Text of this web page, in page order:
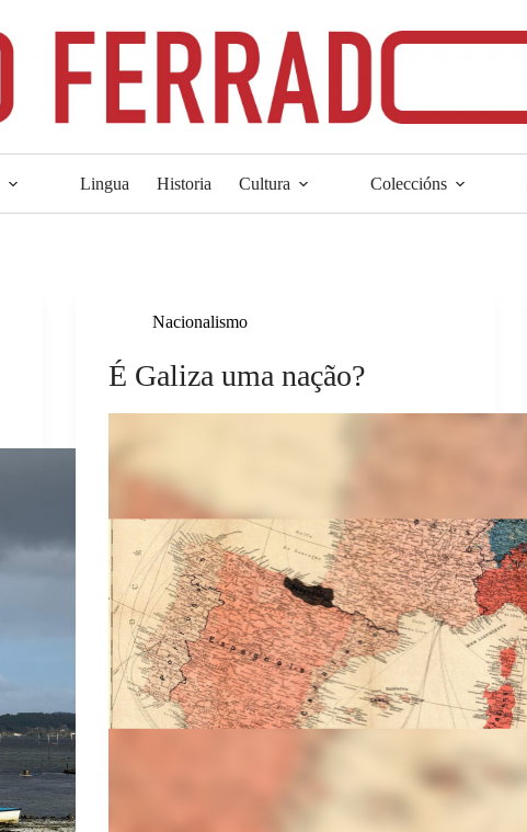
Lingua Historia Cultura Coleccións
Nacionalismo
É Galiza uma nação?